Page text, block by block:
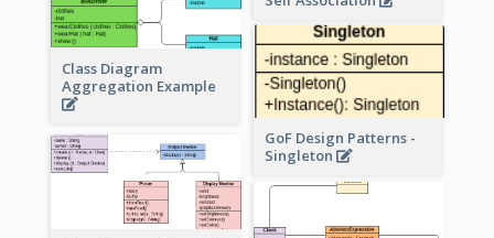
Class Diagram
Aggregation Example
GoF Design Patterns -
Singleton